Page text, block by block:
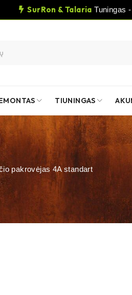
SurRon & Talaria Tuningas
TIUNINGAS
pakrovėjas 4A standart